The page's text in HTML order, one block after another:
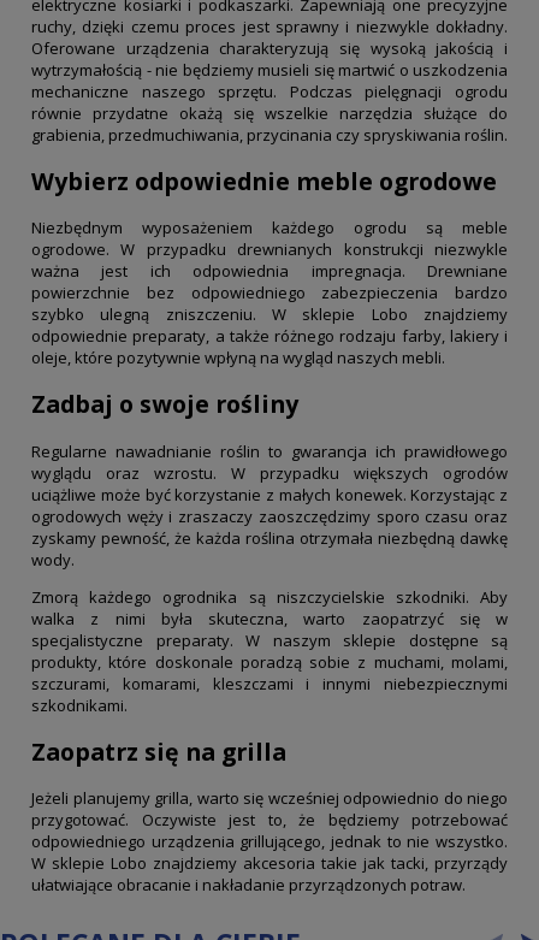
elektryczne kosiarki i podkaszarki. Zapewniają one precyzyjne
ruchy, dzięki czemu proces jest sprawny i niezwykle dokładny.
Oferowane urządzenia charakteryzują się wysoką jakością i
wytrzymałością - nie będziemy musieli się martwić o uszkodzenia
mechaniczne naszego sprzętu. Podczas pielęgnacji ogrodu
równie przydatne okażą się wszelkie narzędzia służące do
grabienia, przedmuchiwania, przycinania czy spryskiwania roślin.
Wybierz odpowiednie meble ogrodowe
Niezbędnym wyposażeniem każdego ogrodu są meble
ogrodowe. W przypadku drewnianych konstrukcji niezwykle
ważna jest ich odpowiednia impregnacja. Drewniane
powierzchnie bez odpowiedniego zabezpieczenia bardzo
szybko ulegną zniszczeniu. W sklepie Lobo znajdziemy
odpowiednie preparaty, a także różnego rodzaju farby, lakiery i
oleje, które pozytywnie wpłyną na wygląd naszych mebli.
Zadbaj o swoje rośliny
Regularne nawadnianie roślin to gwarancja ich prawidłowego
wyglądu oraz wzrostu. W przypadku większych ogrodów
uciążliwe może być korzystanie z małych konewek. Korzystając z
ogrodowych węży i zraszaczy zaoszczędzimy sporo czasu oraz
zyskamy pewność, że każda roślina otrzymała niezbędną dawkę
wody.
Zmorą każdego ogrodnika są niszczycielskie szkodniki. Aby
walka z nimi była skuteczna, warto zaopatrzyć się w
specjalistyczne preparaty. W naszym sklepie dostępne są
produkty, które doskonale poradzą sobie z muchami, molami,
szczurami, komarami, kleszczami i innymi niebezpiecznymi
szkodnikami.
Zaopatrz się na grilla
Jeżeli planujemy grilla, warto się wcześniej odpowiednio do niego
przygotować. Oczywiste jest to, że będziemy potrzebować
odpowiedniego urządzenia grillującego, jednak to nie wszystko.
W sklepie Lobo znajdziemy akcesoria takie jak tacki, przyrządy
ułatwiające obracanie i nakładanie przyrządzonych potraw.